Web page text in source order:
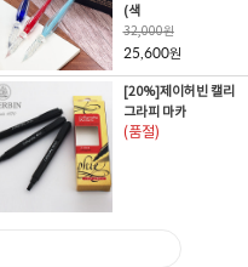
(색
32,000원
25,600원
[20%]제이허빈 캘리
그라피 마카
(품절)